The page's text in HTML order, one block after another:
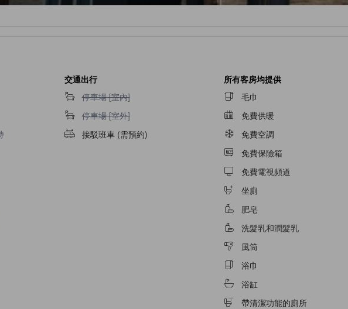
用
交通出行
停車場 [室內]不適用
停車場 [室內]
停車場 [室外]不適用
停車場 [室外]
接駁班車 (需預約)
所有客房均提供
毛巾
免費供暖
免費空調
免費保險箱
免費電視頻道
坐廁
肥皂
洗髮乳和潤髮乳
風筒
浴巾
浴缸
帶清潔功能的廁所